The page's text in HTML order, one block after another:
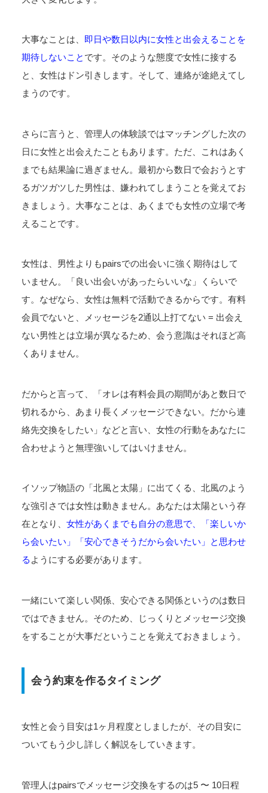
大事なことは、 即日や数日以内に女性と出会えることを
期待しないこと です。そのような態度で女性に接する
と、女性はドン引きします。そして、連絡が途絶えてし
まうのです。
さらに言うと、管理人の体験談ではマッチングした次の
日に女性と出会えたこともあります。ただ、これはあく
までも結果論に過ぎません。最初から数日で会おうとす
るガツガツした男性は、嫌われてしまうことを覚えてお
きましょう。大事なことは、あくまでも女性の立場で考
えることです。
女性は、男性よりもpairsでの出会いに強く期待はして
いません。「良い出会いがあったらいいな」くらいで
す。なぜなら、女性は無料で活動できるからです。有料
会員でないと、メッセージを2通以上打てない = 出会え
ない男性とは立場が異なるため、会う意識はそれほど高
くありません。
だからと言って、「オレは有料会員の期間があと数日で
切れるから、あまり長くメッセージできない。だから連
絡先交換をしたい」などと言い、女性の行動をあなたに
合わせようと無理強いしてはいけません。
イソップ物語の「北風と太陽」に出てくる、北風のよう
な強引さでは女性は動きません。あなたは太陽という存
在となり、 女性があくまでも自分の意思で、「楽しいか
ら会いたい」「安心できそうだから会いたい」と思わせ
る ようにする必要があります。
一緒にいて楽しい関係、安心できる関係というのは数日
ではできません。そのため、じっくりとメッセージ交換
をすることが大事だということを覚えておきましょう。
会う約束を作るタイミング
女性と会う目安は1ヶ月程度としましたが、その目安に
ついてもう少し詳しく解説をしていきます。
管理人はpairsでメッセージ交換をするのは5 〜 10日程